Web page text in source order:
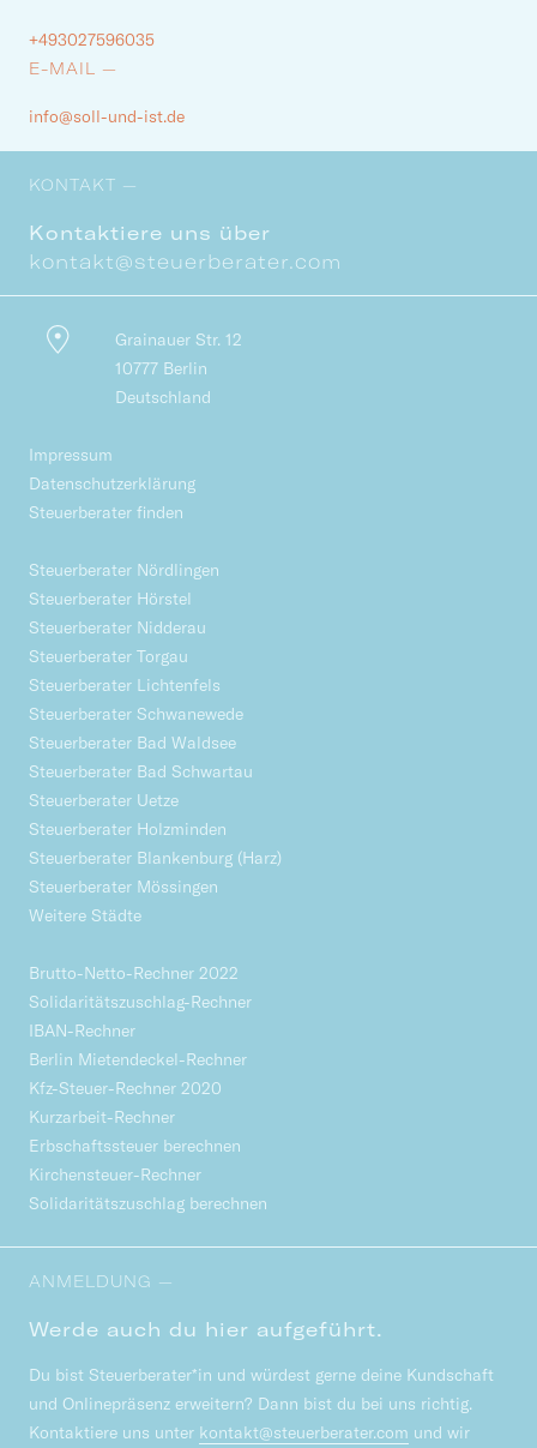
+493027596035
E-MAIL —
info@soll-und-ist.de
KONTAKT —
Kontaktiere uns über
kontakt@steuerberater.com
Grainauer Str. 12
10777 Berlin
Deutschland
Impressum
Datenschutzerklärung
Steuerberater finden
Steuerberater Nördlingen
Steuerberater Hörstel
Steuerberater Nidderau
Steuerberater Torgau
Steuerberater Lichtenfels
Steuerberater Schwanewede
Steuerberater Bad Waldsee
Steuerberater Bad Schwartau
Steuerberater Uetze
Steuerberater Holzminden
Steuerberater Blankenburg (Harz)
Steuerberater Mössingen
Weitere Städte
Brutto-Netto-Rechner 2022
Solidaritätszuschlag-Rechner
IBAN-Rechner
Berlin Mietendeckel-Rechner
Kfz-Steuer-Rechner 2020
Kurzarbeit-Rechner
Erbschaftssteuer berechnen
Kirchensteuer-Rechner
Solidaritätszuschlag berechnen
ANMELDUNG —
Werde auch du hier aufgeführt.
Du bist Steuerberater*in und würdest gerne deine Kundschaft
und Onlinepräsenz erweitern? Dann bist du bei uns richtig.
Kontaktiere uns unter kontakt@steuerberater.com und wir